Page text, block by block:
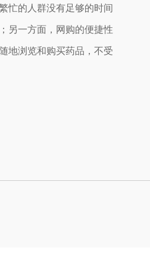
忙的人群没有足够的时间
另一方面，网购的便捷性
地浏览和购买药品，不受